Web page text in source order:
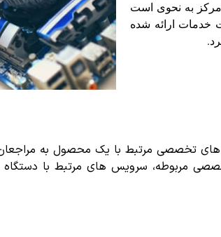
مرکز به نحوی است
خدمات ارائه شده
مرتبط با یک محصول به مراجعان
مربوطه، سرویس های مرتبط با دستگاه